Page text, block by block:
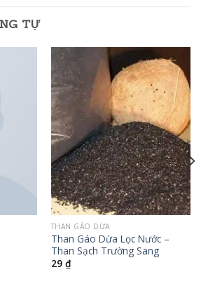
TỰ
THAN GÁO DỪA
Than Gáo Dừa Lọc Nước –
Than Sạch Trường Sang
29 ₫